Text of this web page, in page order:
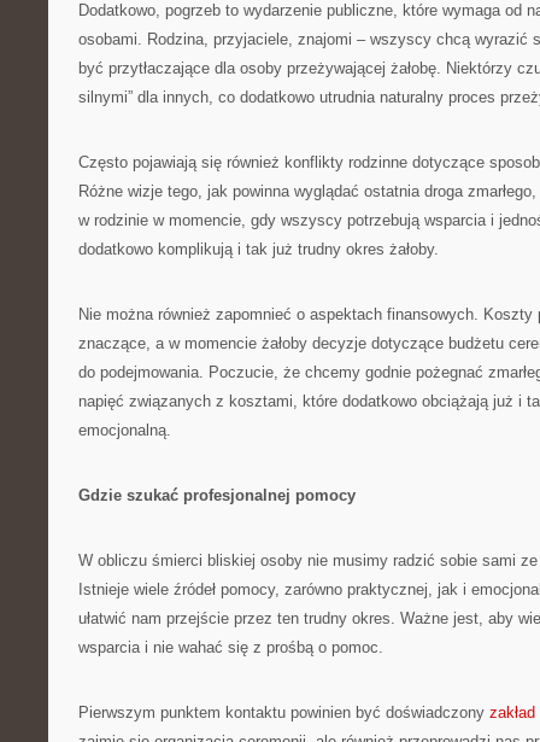
Dodatkowo, pogrzeb to wydarzenie publiczne, które wymaga od
osobami. Rodzina, przyjaciele, znajomi – wszyscy chcą wyrazić
być przytłaczające dla osoby przeżywającej żałobę. Niektórzy
silnymi” dla innych, co dodatkowo utrudnia naturalny proces
Często pojawiają się również konflikty rodzinne dotyczące
Różne wizje tego, jak powinna wyglądać ostatnia droga
w rodzinie w momencie, gdy wszyscy potrzebują wsparcia i
dodatkowo komplikują i tak już trudny okres żałoby.
Nie można również zapomnieć o aspektach finansowych. Koszty
znaczące, a w momencie żałoby decyzje dotyczące budżetu
do podejmowania. Poczucie, że chcemy godnie pożegnać
napięć związanych z kosztami, które dodatkowo obciążają już i
emocjonalną.
Gdzie szukać profesjonalnej pomocy
W obliczu śmierci bliskiej osoby nie musimy radzić sobie sami
Istnieje wiele źródeł pomocy, zarówno praktycznej, jak i
ułatwić nam przejście przez ten trudny okres. Ważne jest, aby
wsparcia i nie wahać się z prośbą o pomoc.
Pierwszym punktem kontaktu powinien być doświadczony